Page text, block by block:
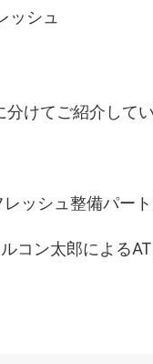
ッシュ
けてご紹介してい
ッシュ整備パート
コン太郎による